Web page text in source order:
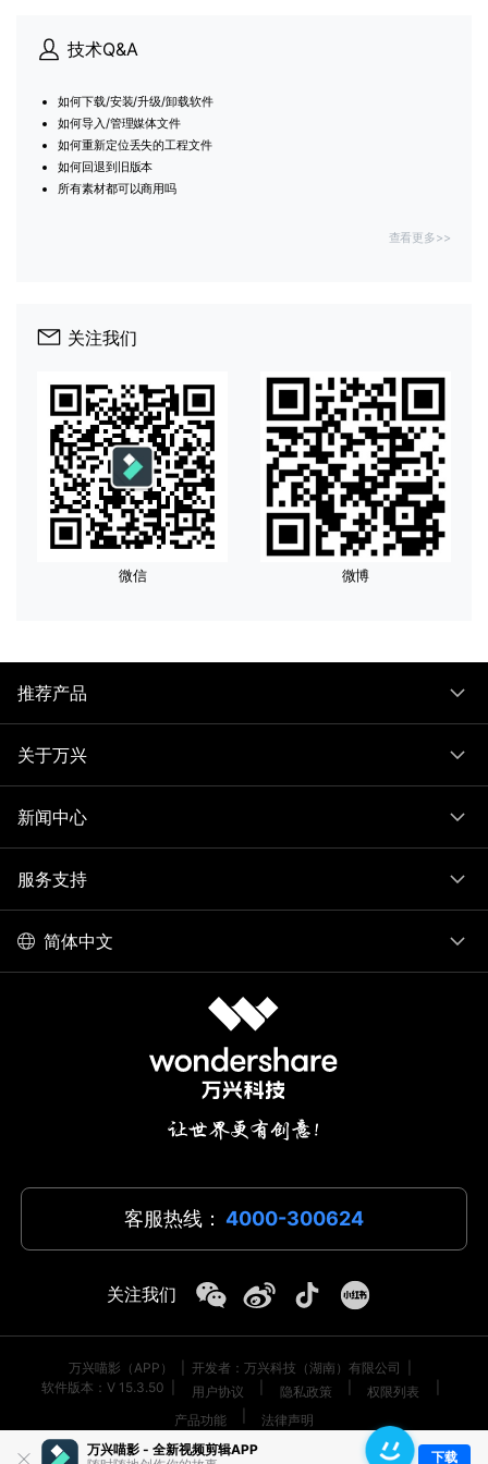
万兴喵影 - 全新视频剪辑APP
下载
技术Q&A
如何下载/安装/升级/卸载软件
如何导入/管理媒体文件
如何重新定位丢失的工程文件
如何回退到旧版本
所有素材都可以商用吗
查看更多>>
关注我们
微信 微博
推荐产品
关于万兴
新闻中心
服务支持
简体中文
客服热线： 4000-300624
关注我们
万兴喵影（APP） 开发者：万兴科技（湖南）有限公司
软件版本：V 15.3.50
用户协议 隐私政策 权限列表
产品功能
法律声明
© 2026 万兴科技集团股份有限公司 版权所有 藏ICP备17000062号-2